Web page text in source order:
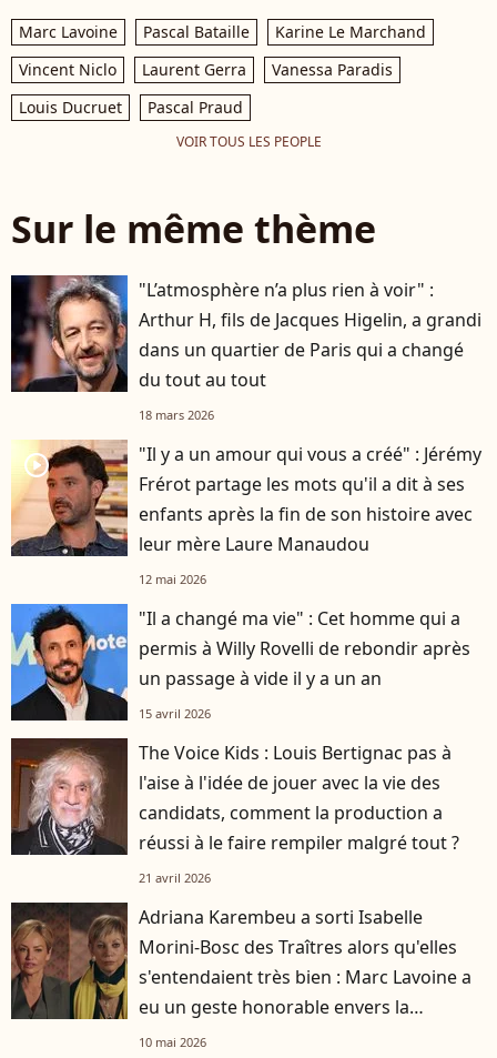
Marc Lavoine Pascal Bataille
Karine Le Marchand
Vincent Niclo
Laurent Gerra
Vanessa Paradis
Louis Ducruet
Pascal Praud
VOIR TOUS LES PEOPLE
Sur le même thème
"L’atmosphère n’a plus rien à voir" :
Arthur H, fils de Jacques Higelin, a grandi
dans un quartier de Paris qui a changé
du tout au tout
18 mars 2026
player2
"Il y a un amour qui vous a créé" : Jérémy
Frérot partage les mots qu'il a dit à ses
enfants après la fin de son histoire avec
leur mère Laure Manaudou
12 mai 2026
"Il a changé ma vie" : Cet homme qui a
permis à Willy Rovelli de rebondir après
un passage à vide il y a un an
15 avril 2026
The Voice Kids : Louis Bertignac pas à
l'aise à l'idée de jouer avec la vie des
candidats, comment la production a
réussi à le faire rempiler malgré tout ?
21 avril 2026
Adriana Karembeu a sorti Isabelle
Morini-Bosc des Traîtres alors qu'elles
s'entendaient très bien : Marc Lavoine a
eu un geste honorable envers la
journaliste
10 mai 2026